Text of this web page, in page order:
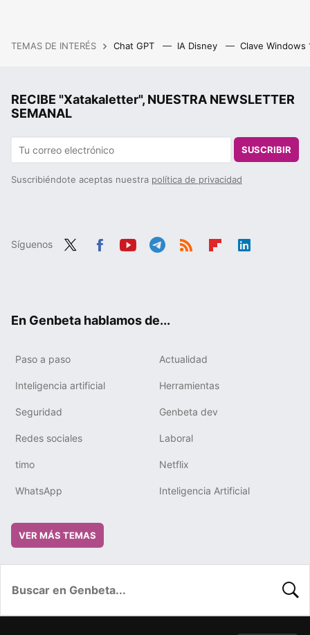
TEMAS DE INTERÉS Chat GPT IA Disney Clave Windows
RECIBE "Xatakaletter", NUESTRA NEWSLETTER
SEMANAL
SUSCRIBIR
Suscribiéndote aceptas nuestra política de privacidad
Síguenos
En Genbeta hablamos de...
Paso a paso Actualidad
Inteligencia artificial Herramientas
Seguridad Genbeta dev
Redes sociales Laboral
timo Netflix
WhatsApp Inteligencia Artificial
VER MÁS TEMAS